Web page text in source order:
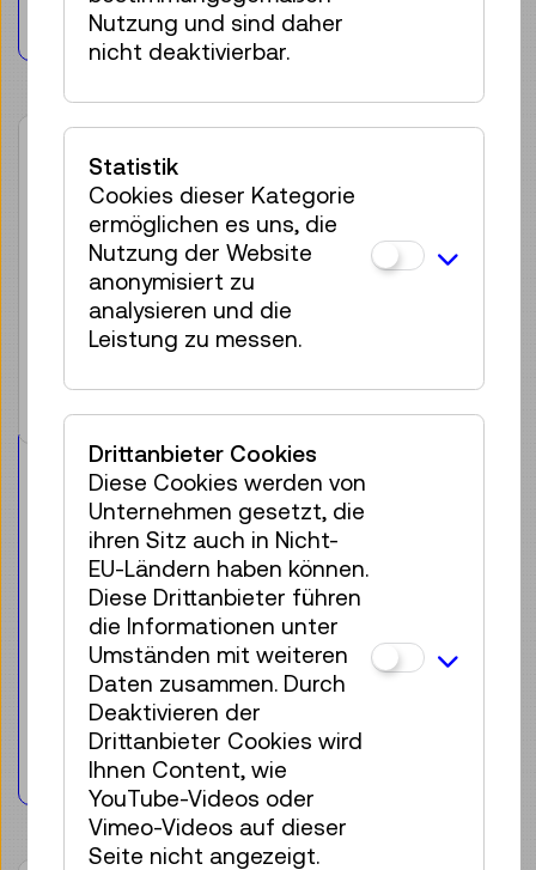
Merken
TMW-Produkte
TMW Bleistift
mit Radiergummi
Für die Zielgruppe:
Jugendliche & Erwachsene
€ 2,90
Merken
Nutzung und sind daher
nicht deaktivierbar.
Statistik
Cookies dieser Kategorie
ermöglichen es uns, die
Nutzung der Website
anonymisiert zu
analysieren und die
Leistung zu messen.
Drittanbieter Cookies
Diese Cookies werden von
Unternehmen gesetzt, die
ihren Sitz auch in Nicht-
EU-Ländern haben können.
Diese Drittanbieter führen
die Informationen unter
Umständen mit weiteren
Daten zusammen. Durch
Deaktivieren der
Drittanbieter Cookies wird
Ihnen Content, wie
YouTube-Videos oder
Vimeo-Videos auf dieser
Seite nicht angezeigt.